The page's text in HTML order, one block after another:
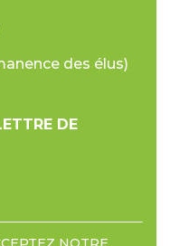
des élus)
DE